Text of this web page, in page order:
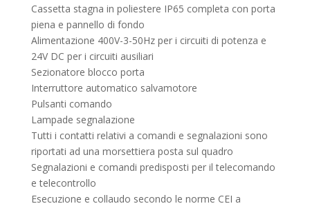
Cassetta stagna in poliestere IP65 completa con porta
piena e pannello di fondo
Alimentazione 400V-3-50Hz per i circuiti di potenza e
24V DC per i circuiti ausiliari
Sezionatore blocco porta
Interruttore automatico salvamotore
Pulsanti comando
Lampade segnalazione
Tutti i contatti relativi a comandi e segnalazioni sono
riportati ad una morsettiera posta sul quadro
Segnalazioni e comandi predisposti per il telecomando
e telecontrollo
Esecuzione e collaudo secondo le norme CEI a